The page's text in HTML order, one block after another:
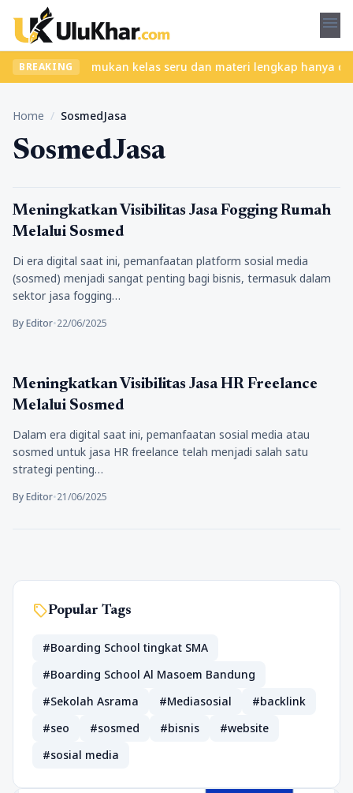
menu
BREAKING
ribet? Temukan kelas seru dan materi lengkap hanya di
Home / SosmedJasa
SosmedJasa
Tips Marketing
Meningkatkan Visibilitas Jasa Fogging Rumah
Melalui Sosmed
Di era digital saat ini, pemanfaatan platform sosial media
(sosmed) menjadi sangat penting bagi bisnis, termasuk dalam
sektor jasa fogging…
By Editor•22/06/2025
Tips Marketing
Meningkatkan Visibilitas Jasa HR Freelance
Melalui Sosmed
Dalam era digital saat ini, pemanfaatan sosial media atau
sosmed untuk jasa HR freelance telah menjadi salah satu
strategi penting…
By Editor•21/06/2025
sellPopular Tags
#Boarding School tingkat SMA
#Boarding School Al Masoem Bandung
#Sekolah Asrama
#Mediasosial
#backlink
#seo
#sosmed #bisnis
#website
#sosial media